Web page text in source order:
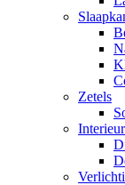
Zetels